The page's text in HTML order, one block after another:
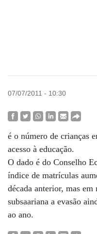
07/07/2011 - 10:30
é o número de crianças
acesso à educação.
O dado é do Conselho
índice de matrículas
década anterior, mas
subsaariana a evasão
ao ano.